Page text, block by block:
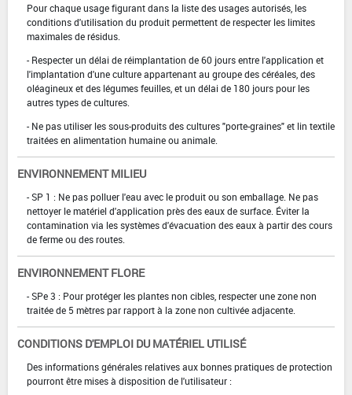
Pour chaque usage figurant dans la liste des usages autorisés, les
conditions d'utilisation du produit permettent de respecter les limites
maximales de résidus.
- Respecter un délai de réimplantation de 60 jours entre l'application et
l'implantation d'une culture appartenant au groupe des céréales, des
oléagineux et des légumes feuilles, et un délai de 180 jours pour les
autres types de cultures.
- Ne pas utiliser les sous-produits des cultures "porte-graines" et lin textile
traitées en alimentation humaine ou animale.
ENVIRONNEMENT MILIEU
- SP 1 : Ne pas polluer l'eau avec le produit ou son emballage. Ne pas
nettoyer le matériel d'application près des eaux de surface. Éviter la
contamination via les systèmes d'évacuation des eaux à partir des cours
de ferme ou des routes.
ENVIRONNEMENT FLORE
- SPe 3 : Pour protéger les plantes non cibles, respecter une zone non
traitée de 5 mètres par rapport à la zone non cultivée adjacente.
CONDITIONS D'EMPLOI DU MATÉRIEL UTILISÉ
Des informations générales relatives aux bonnes pratiques de protection
pourront être mises à disposition de l'utilisateur :